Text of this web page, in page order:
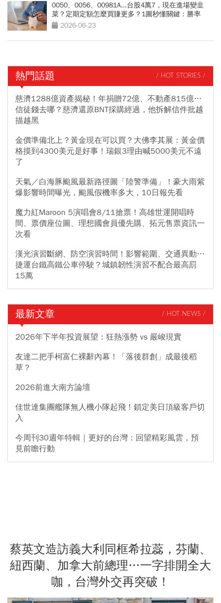
0050、0056、00981A...台股4萬7，現在進場變韭
菜？定期定額怎麼買賺更多？1圖秒懂關鍵：勝率
90％2026-06-23
熱門話題 / HOT STORIES /
慈濟1288億資產揭秘！年捐贈72億、不動產815億…
信徒錢去哪？慈濟還原BNT採購經過，他拆解信件批越
描越黑
金價準備北上？黃金現在可以買？大佛李其展：黃金價
格摸到4300美元是好事！瑞銀3理由喊5000美元不遠
了
天氣／白海豚颱風最新路徑圖「陸警準備」！豪大雨紫
爆影響時間曝光，颱風假機率多大，10日報先看
魔力紅Maroon 5演唱會8/11搶票！高雄世運開唱時
間、票價座位圖、理想國會員優先購、拓元售票資訊一
次看
漢光演習斷網、防空演習時間！影響範圍、交通異動…
捷運台鐵高鐵公車停駛？城鎮韌性演習不配合最高罰
15萬
最新文章 / HOT NEWS /
2026年下半年投資展望：狂熱漲勢 vs 嚴峻現實
友達二把手柯富仁裸辭內幕！「落後群創」成最後稻
草？
2026前進大南方論壇
佳世達集團艦隊無人機小隊起飛！鎖定美日頂級客戶切
入
今周刊30週年特輯｜更好的台灣：回望精彩風雲，預
見前瞻行動
蔡英文造訪義大利同框希拉蕊，芬蘭、
紐西蘭、加拿大前總理…一字排開全大
咖，台灣外交再突破！